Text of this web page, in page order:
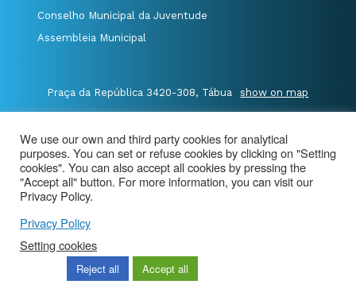
Conselho Municipal da Juventude
Assembleia Municipal
Praça da República 3420-308, Tábua show on map
E.geral@cm-tabua.pt
@Município de Tábua | Site Map | privacy policy
|
Aviso de Privacidade - Videovigilância
We use our own and third party cookies for analytical
purposes. You can set or refuse cookies by clicking on "Setting
cookies". You can also accept all cookies by pressing the
"Accept all" button. For more information, you can visit our
Privacy Policy.
Privacy Policy
Setting cookies
Reject all Accept all